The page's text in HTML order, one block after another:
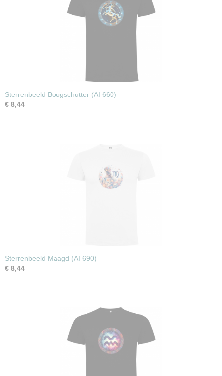
Sterrenbeeld Boogschutter (AI 660)
€ 8,44
Sterrenbeeld Maagd (AI 690)
€ 8,44